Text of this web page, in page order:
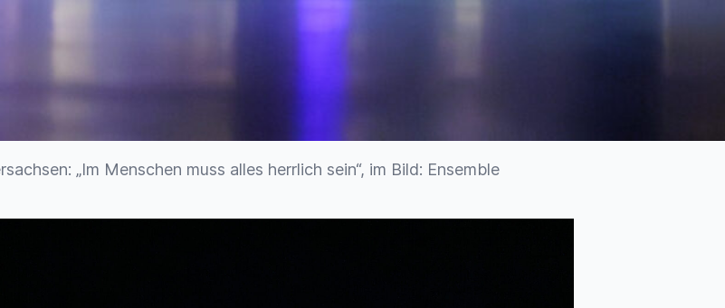
„Im Menschen muss alles herrlich sein“, im Bild: Ensemble